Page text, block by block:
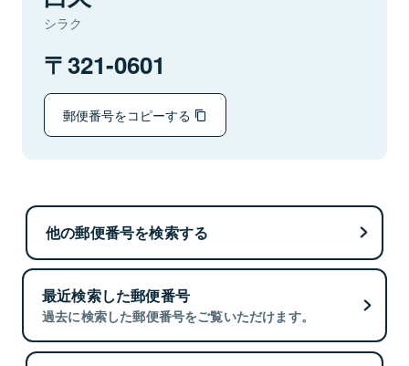
シラク
321-0601
郵便番号をコピーする
他の郵便番号を検索する
最近検索した郵便番号
過去に検索した郵便番号をご覧いただけます。